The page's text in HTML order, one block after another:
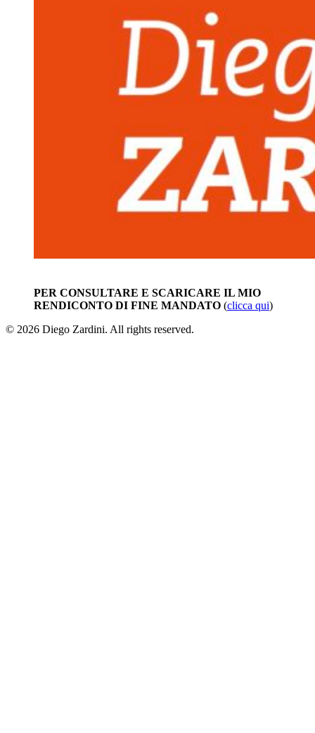
PER CONSULTARE E SCARICARE IL MIO
RENDICONTO DI FINE MANDATO (clicca qui)
© 2026 Diego Zardini. All rights reserved.